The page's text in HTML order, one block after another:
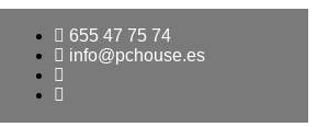
655 47 75 74
info@pchouse.es